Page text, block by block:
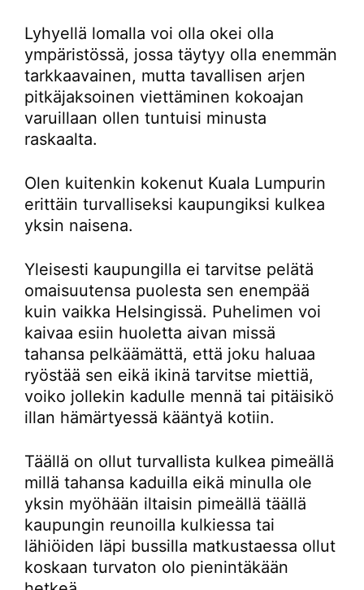
Lyhyellä lomalla voi olla okei olla
ympäristössä, jossa täytyy olla enemmän
tarkkaavainen, mutta tavallisen arjen
pitkäjaksoinen viettäminen kokoajan
varuillaan ollen tuntuisi minusta
raskaalta.
Olen kuitenkin kokenut Kuala Lumpurin
erittäin turvalliseksi kaupungiksi kulkea
yksin naisena.
Yleisesti kaupungilla ei tarvitse pelätä
omaisuutensa puolesta sen enempää
kuin vaikka Helsingissä. Puhelimen voi
kaivaa esiin huoletta aivan missä
tahansa pelkäämättä, että joku haluaa
ryöstää sen eikä ikinä tarvitse miettiä,
voiko jollekin kadulle mennä tai pitäisikö
illan hämärtyessä kääntyä kotiin.
Täällä on ollut turvallista kulkea pimeällä
millä tahansa kaduilla eikä minulla ole
yksin myöhään iltaisin pimeällä täällä
kaupungin reunoilla kulkiessa tai
lähiöiden läpi bussilla matkustaessa ollut
koskaan turvaton olo pienintäkään